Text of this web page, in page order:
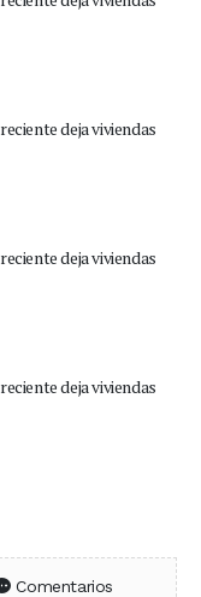
Facebook
en X (Twitter)
en WhatsApp
Comentarios